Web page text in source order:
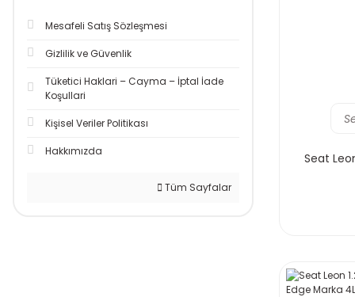
NGK (7)
TOTAL (7)
Mesafeli Satış Sözleşmesi
Gizlilik ve Güvenlik
Tüketici Haklari – Cayma – İptal İade
Koşullari
Kişisel Veriler Politikası
Hakkımızda
Tüm Sayfalar
Seat